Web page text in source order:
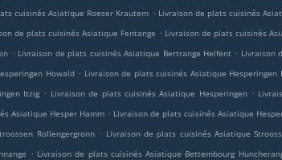
cuisinés Asiatique Roeser Krautem . Livraison de plats cuisinés
de plats cuisinés Asiatique Fentange . Livraison de plats cuisinés
. Livraison de plats cuisinés Asiatique Bertrange Helfent . Livraison
Howald . Livraison de plats cuisinés Asiatique Hesperingen
Itzig . Livraison de plats cuisinés Asiatique Hesperingen .
Asiatique Hesper Hamm . Livraison de plats cuisinés Asiatique
Rollengergronn . Livraison de plats cuisinés Asiatique
. Livraison de plats cuisinés Asiatique Bettembourg